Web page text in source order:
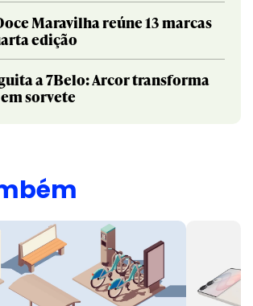
Maravilha reúne 13 marcas
edição
a 7Belo: Arcor transforma
sorvete